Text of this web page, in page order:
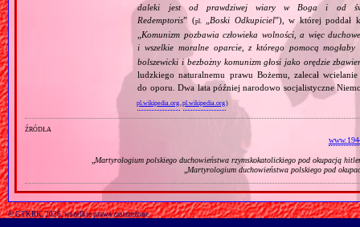
daleki jest od prawdziwej wiary w Boga i od
Redemptoris” (pl. Boski Odkupiciel”), w której poddał
Komunizm pozbawia człowieka wolności, a więc
i wszelkie moralne oparcie, z którego pomocą
bolszewicki i bezbożny komunizm głosi jako orędzie
ludzkiego naturalnemu prawu Bożemu, zalecał
do oporu. Dwa lata później narodowo socjalistyczne
pl.wikipedia.org ,pl.wikipedia.org)
źródła
„Martyrologium polskiego duchowieństwa rzymskokatolickiego pod okupacją
„Martyrologium duchowieństwa polskiego pod
© GTKRK, 2026, wszelkie prawa zastrzeżone